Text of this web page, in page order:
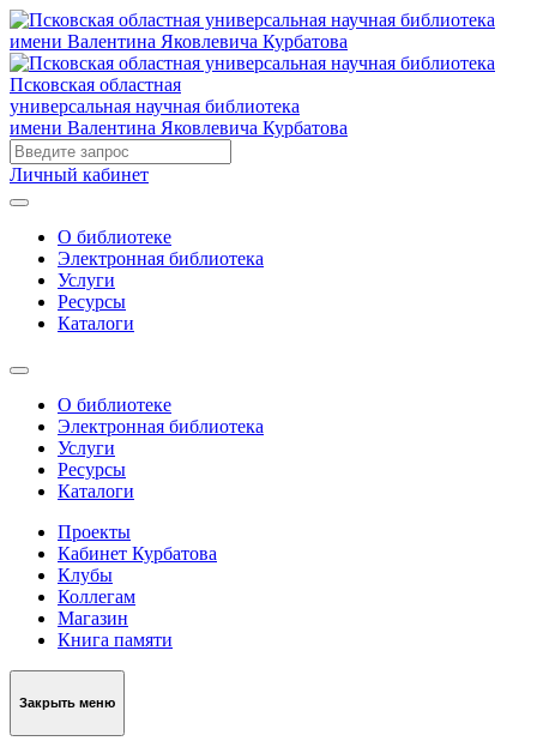
Псковская областная
универсальная научная библиотека
имени Валентина Яковлевича Курбатова
Личный кабинет
О библиотеке
Электронная библиотека
Услуги
Ресурсы
Каталоги
О библиотеке
Электронная библиотека
Услуги
Ресурсы
Каталоги
Проекты
Кабинет Курбатова
Клубы
Коллегам
Магазин
Книга памяти
Закрыть меню